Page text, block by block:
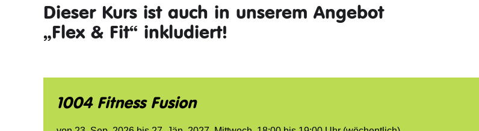
Dieser Kurs ist auch in unserem Angebot
„Flex & Fit“ inkludiert!
1004 Fitness Fusion